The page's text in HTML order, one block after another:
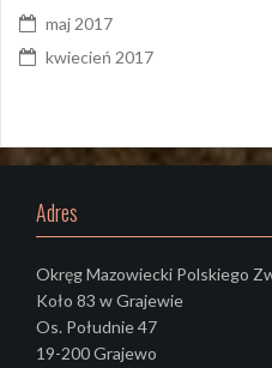
maj 2017
kwiecień 2017
Adres
Okręg Mazowiecki Polskiego
Koło 83 w Grajewie
Os. Południe 47
19-200 Grajewo